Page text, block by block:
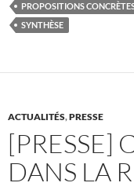
PROPOSITIONS
SYNTHÈSE
ACTUALITÉS,PRESSE
[PRESSE]
DANS LA